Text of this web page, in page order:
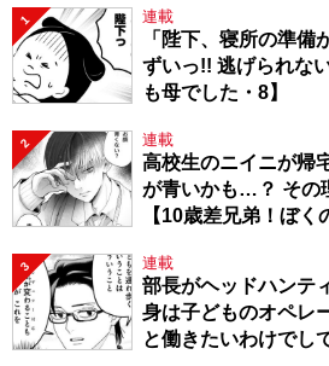
1 連載
「陛下、寝所の準備
ずいっ!! 逃げられな
も母でした・8】
2 連載
高校生のニイニが帰
が青いかも…？ その
【10歳差兄弟！ぼく
3 連載
部長がヘッドハンテ
身は子どものオペレ
と働きたいわけでし